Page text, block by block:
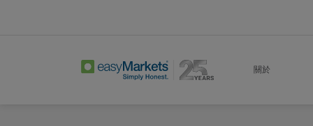
關於